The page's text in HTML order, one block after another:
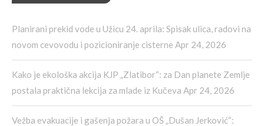
Planirani prekid vode u Užicu 24. aprila: Spisak ulica, radovi na
novom cevovodu i pozicioniranje cisterne Apr 24, 2026
Kako je ekološka akcija KJP „Zlatibor“: za Dan planete Zemlje
postala praktična lekcija za mlade iz Kučeva Apr 24, 2026
Vežba evakuacije i gašenja požara u OŠ „Dušan Jerković“: